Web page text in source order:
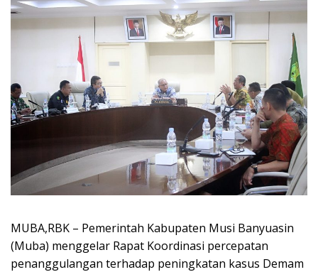
MUBA,RBK – Pemerintah Kabupaten Musi Banyuasin
(Muba) menggelar Rapat Koordinasi percepatan
penanggulangan terhadap peningkatan kasus Demam